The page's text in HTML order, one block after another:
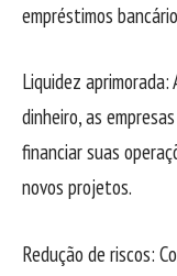
empréstimos
Liquidez
dinheiro, as
financiar suas
novos projetos.
Redução de riscos: